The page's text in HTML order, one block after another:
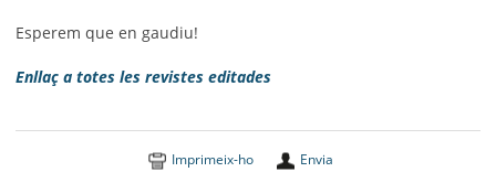
Esperem que en gaudiu!
Enllaç a totes les revistes editades
Imprimeix-ho Envia